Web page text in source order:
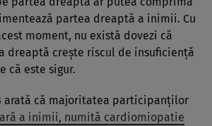
partea dreaptă a inimii. Cu
moment, nu există dovezi că
dreaptă crește riscul de insuficiență
că este sigur.
arată că majoritatea participanților
a inimii, numită cardiomiopatie